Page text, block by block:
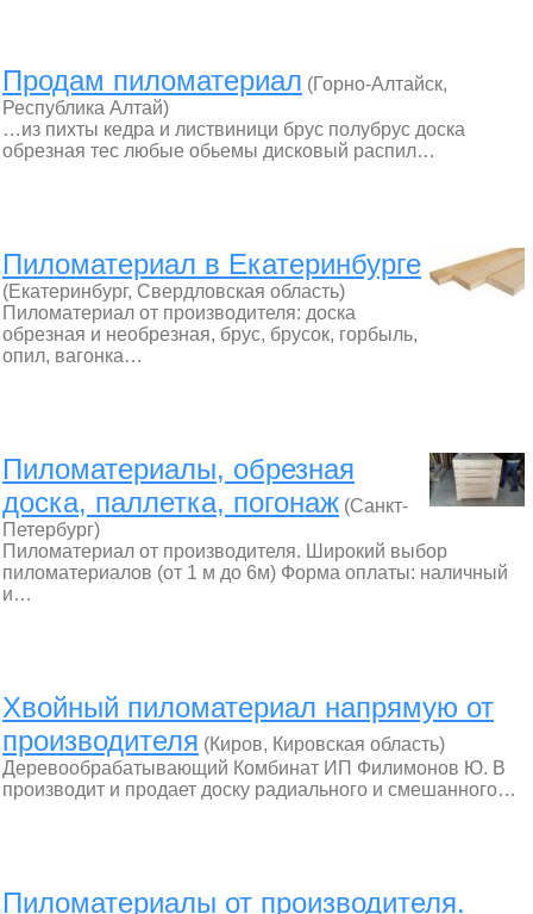
Продам пиломатериал (Горно-Алтайск,
Республика Алтай)
…из пихты кедра и листвиници брус полубрус доска
обрезная тес любые обьемы дисковый распил…
Пиломатериал в Екатеринбурге
(Екатеринбург, Свердловская область)
Пиломатериал от производителя: доска
обрезная и необрезная, брус, брусок, горбыль,
опил, вагонка…
Пиломатериалы, обрезная
доска, паллетка, погонаж (Санкт-
Петербург)
Пиломатериал от производителя. Широкий выбор
пиломатериалов (от 1 м до 6м) Форма оплаты: наличный
и…
Хвойный пиломатериал напрямую от
производителя (Киров, Кировская область)
Деревообрабатывающий Комбинат ИП Филимонов Ю. В
производит и продает доску радиального и смешанного…
Пиломатериалы от производителя.